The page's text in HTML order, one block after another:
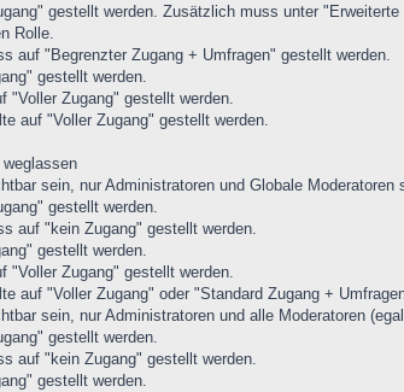
gestellt werden. Zusätzlich muss unter
Rolle.
auf "Begrenzter Zugang + Umfragen" gestellt werden.
gestellt werden.
"Voller Zugang" gestellt werden.
auf "Voller Zugang" gestellt werden.
sein, nur Administratoren und Globale Moderatoren
gestellt werden.
auf "kein Zugang" gestellt werden.
gestellt werden.
"Voller Zugang" gestellt werden.
auf "Voller Zugang" oder "Standard Zugang +
sein, nur Administratoren und alle Moderatoren
gestellt werden.
auf "kein Zugang" gestellt werden.
gestellt werden.